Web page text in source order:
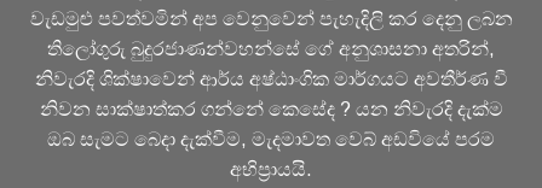
වැඩමුළු පවත්වමින් අප වෙනුවෙන් පැහැදිලි කර දෙනු ලබන
තිලෝගුරු බුදුරජාණන්වහන්සේ ගේ අනුශාසනා අතරින්,
නිවැරදි ශික්ෂාවෙන් ආර්ය අෂ්ඨාංගික මාර්ගයට අවතීර්ණ වී
නිවන සාක්ෂාත්කර ගන්නේ කෙසේද ? යන නිවැරදි දැක්ම
ඔබ සැමට බෙදා දැක්වීම, මැදමාවත වෙබ් අඩවියේ පරම
අභිප්‍රායයි.